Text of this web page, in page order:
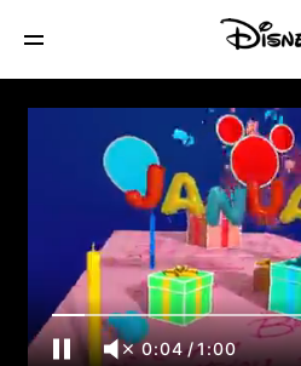
Disney Junior
January Album 11
0:04/1:00